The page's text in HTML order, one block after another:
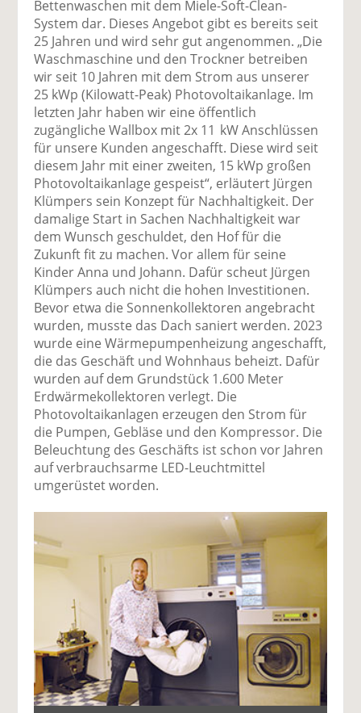
Bettenwaschen mit dem Miele-Soft-Clean-
System dar. Dieses Angebot gibt es bereits seit
25 Jahren und wird sehr gut angenommen. „Die
Waschmaschine und den Trockner betreiben
wir seit 10 Jahren mit dem Strom aus unserer
25 kWp (Kilowatt-Peak) Photovoltaikanlage. Im
letzten Jahr haben wir eine öffentlich
zugängliche Wallbox mit 2x 11 kW Anschlüssen
für unsere Kunden angeschafft. Diese wird seit
diesem Jahr mit einer zweiten, 15 kWp großen
Photovoltaikanlage gespeist“, erläutert Jürgen
Klümpers sein Konzept für Nachhaltigkeit. Der
damalige Start in Sachen Nachhaltigkeit war
dem Wunsch geschuldet, den Hof für die
Zukunft fit zu machen. Vor allem für seine
Kinder Anna und Johann. Dafür scheut Jürgen
Klümpers auch nicht die hohen Investitionen.
Bevor etwa die Sonnenkollektoren angebracht
wurden, musste das Dach saniert werden. 2023
wurde eine Wärmepumpenheizung angeschafft,
die das Geschäft und Wohnhaus beheizt. Dafür
wurden auf dem Grundstück 1.600 Meter
Erdwärmekollektoren verlegt. Die
Photovoltaikanlagen erzeugen den Strom für
die Pumpen, Gebläse und den Kompressor. Die
Beleuchtung des Geschäfts ist schon vor Jahren
auf verbrauchsarme LED-Leuchtmittel
umgerüstet worden.